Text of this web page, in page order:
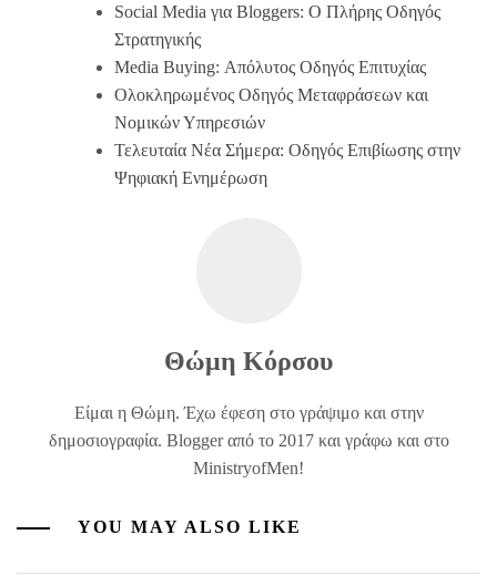
Social Media για Bloggers: Ο Πλήρης Οδηγός
Στρατηγικής
Media Buying: Απόλυτος Οδηγός Επιτυχίας
Ολοκληρωμένος Οδηγός Μεταφράσεων και
Νομικών Υπηρεσιών
Τελευταία Νέα Σήμερα: Οδηγός Επιβίωσης στην
Ψηφιακή Ενημέρωση
Θώμη Κόρσου
Είμαι η Θώμη. Έχω έφεση στο γράψιμο και στην
δημοσιογραφία. Blogger από το 2017 και γράφω και στο
MinistryofMen!
YOU MAY ALSO LIKE